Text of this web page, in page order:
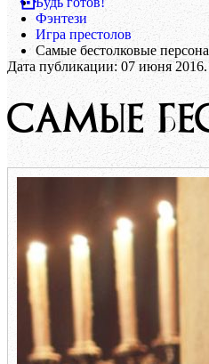
Фэнтези
Игра престолов
Самые бестолковые
Дата публикации: 07 июня 2016.
САМЫЕ